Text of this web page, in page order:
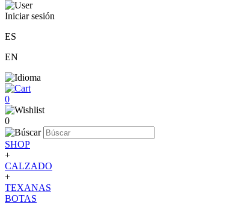
Iniciar sesión
ES
EN
0
0
SHOP
+
CALZADO
+
TEXANAS
BOTAS